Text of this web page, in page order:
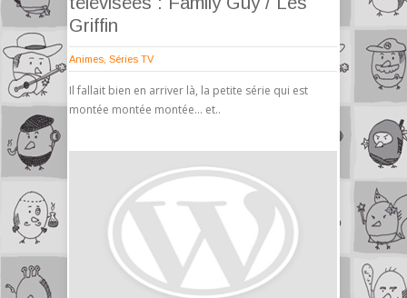
Griffin
Animes Séries TV
Il fallait bien en arriver là, la petite série qui est
montée montée montée… et..